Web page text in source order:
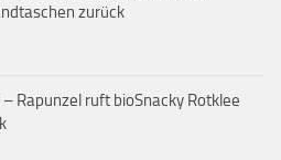
zurück
– Rapunzel ruft bioSnacky Rotklee